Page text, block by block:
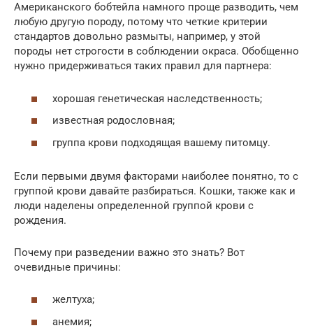
Американского бобтейла намного проще разводить, чем
любую другую породу, потому что четкие критерии
стандартов довольно размыты, например, у этой
породы нет строгости в соблюдении окраса. Обобщенно
нужно придерживаться таких правил для партнера:
хорошая генетическая наследственность;
известная родословная;
группа крови подходящая вашему питомцу.
Если первыми двумя факторами наиболее понятно, то с
группой крови давайте разбираться. Кошки, также как и
люди наделены определенной группой крови с
рождения.
Почему при разведении важно это знать? Вот
очевидные причины:
желтуха;
анемия;